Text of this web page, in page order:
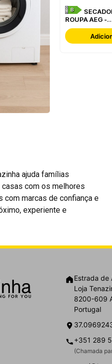
B
ROUPA AEG -
TR839T4PBC
ajuda famílias
com os melhores
com marcas de confiança e
experiente e
Estrada de
Loja
8200-609
Portugal
+351 289
(Chamada